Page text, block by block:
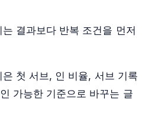
결과보다 반복 조건을 먼저
첫 서브, 인 비율, 서브 기록
가능한 기준으로 바꾸는 글